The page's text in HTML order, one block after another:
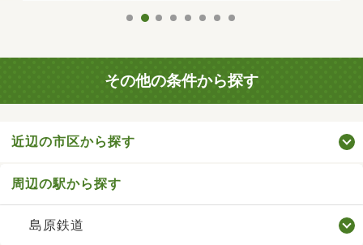
その他の条件から探す
近辺の市区から探す
周辺の駅から探す
島原鉄道